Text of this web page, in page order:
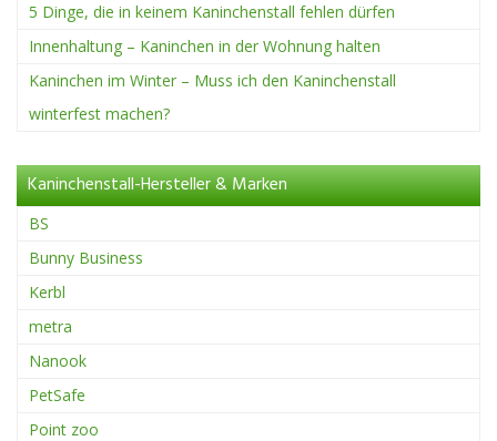
5 Dinge, die in keinem Kaninchenstall fehlen dürfen
Innenhaltung – Kaninchen in der Wohnung halten
Kaninchen im Winter – Muss ich den Kaninchenstall
winterfest machen?
Kaninchenstall-Hersteller & Marken
BS
Bunny Business
Kerbl
metra
Nanook
PetSafe
Point zoo